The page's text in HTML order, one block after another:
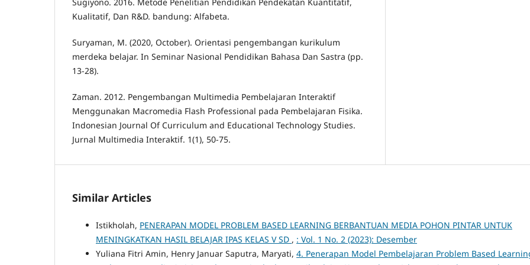
Kualitatif, Dan R&D. bandung: Alfabeta.
Suryaman, M. (2020, October). Orientasi pengembangan kurikulum
merdeka belajar. In Seminar Nasional Pendidikan Bahasa Dan Sastra (pp.
13-28).
Zaman. 2012. Pengembangan Multimedia Pembelajaran Interaktif
Menggunakan Macromedia Flash Professional pada Pembelajaran Fisika.
Indonesian Journal Of Curriculum and Educational Technology Studies.
Jurnal Multimedia Interaktif. 1(1), 50-75.
Similar Articles
Istikholah, PENERAPAN MODEL PROBLEM BASED LEARNING BERBANTUAN MEDIA POHON PINTAR UNTUK
MENINGKATKAN HASIL BELAJAR IPAS KELAS V SD , : Vol. 1 No. 2 (2023): Desember
Yuliana Fitri Amin, Henry Januar Saputra, Maryati, 4. Penerapan Model Pembelajaran Problem Based